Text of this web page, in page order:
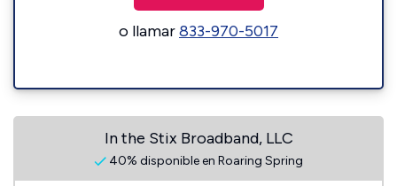
o llamar833-970-5017
In the Stix Broadband, LLC
40% disponible en Roaring Spring